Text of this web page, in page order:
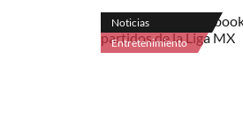
Noticias
Entretenimiento